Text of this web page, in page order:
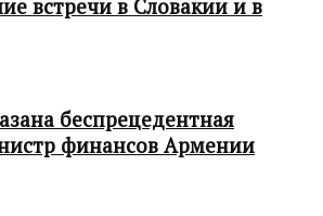
встречи в Словакии и в
беспрецедентная
финансов Армении